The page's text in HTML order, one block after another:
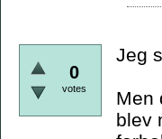
0
votes
Jeg
Men
blev